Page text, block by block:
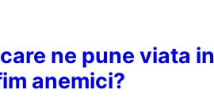
ne pune viata in
anemici?